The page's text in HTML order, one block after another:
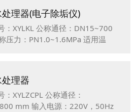
理器(电子除垢仪)
：XYLKL 公称通径：DN15~700
压力：PN1.0~1.6MPa 适用温
理器
：XYLZCPL 公称通径：
mm 输入电源：220V，50Hz